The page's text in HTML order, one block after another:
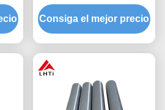
excelente resistencia a la
corrosión GR1 GR2 GR3
GR4 GR5 GR7 GR9
Consiga el mejor precio